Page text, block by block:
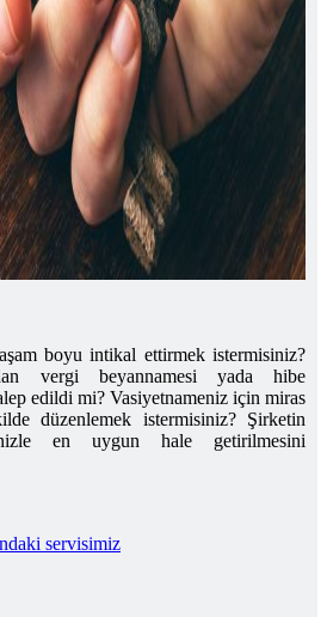
boyu intikal ettirmek istermisiniz?
vergi beyannamesi yada hibe
edildi mi? Vasiyetnameniz için miras
düzenlemek istermisiniz? Şirketin
en uygun hale getirilmesini
servisimiz